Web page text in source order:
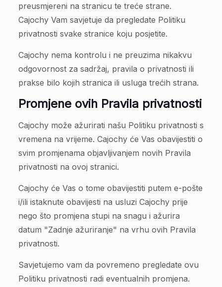
preusmjereni na stranicu te treće strane.
Cajochy Vam savjetuje da pregledate Politiku
privatnosti svake stranice koju posjetite.
Cajochy nema kontrolu i ne preuzima nikakvu
odgovornost za sadržaj, pravila o privatnosti ili
prakse bilo kojih stranica ili usluga trećih strana.
Promjene ovih Pravila privatnosti
Cajochy može ažurirati našu Politiku privatnosti s
vremena na vrijeme. Cajochy će Vas obavijestiti o
svim promjenama objavljivanjem novih Pravila
privatnosti na ovoj stranici.
Cajochy će Vas o tome obavijestiti putem e-pošte
i/ili istaknute obavijesti na usluzi Cajochy prije
nego što promjena stupi na snagu i ažurira
datum "Zadnje ažuriranje" na vrhu ovih Pravila
privatnosti.
Savjetujemo vam da povremeno pregledate ovu
Politiku privatnosti radi eventualnih promjena.